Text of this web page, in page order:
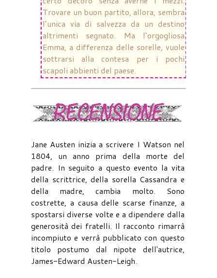
Trovare un buon partito, allora, sembra
l’unica via di salvezza da un destino
altrimenti segnato. Ma l’orgogliosa
Emma, a differenza delle sorelle, vuole
sottrarsi alla contesa per i pochi
scapoli abbienti del paese.
Jane Austen inizia a scrivere I Watson nel
1804, un anno prima della morte del
padre. In seguito a questo evento la vita
della scrittrice, della sorella Cassandra e
della madre, cambia molto. Sono
costrette, a causa delle scarse finanze, a
spostarsi diverse volte e a dipendere dalla
generosità dei fratelli. Il racconto rimarrà
incompiuto e verrà pubblicato con questo
titolo postumo dal nipote dell'autrice,
James-Edward Austen-Leigh.